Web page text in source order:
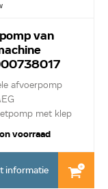
van
afvoerpomp
met klep
voorraad
informatie